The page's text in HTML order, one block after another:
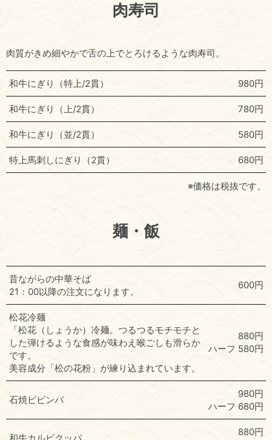
肉寿司
肉質がきめ細やかで舌の上でとろけるような肉寿司。
和牛にぎり（特上/2貫） 980円
和牛にぎり（上/2貫） 780円
和牛にぎり（並/2貫） 580円
特上馬刺しにぎり（2貫） 680円
※価格は税抜です。
麺・飯
昔ながらの中華そば
21：00以降の注文になります。
600円
松花冷麺
「松花（しょうか）冷麺。つるつるモチモチと
した弾けるような食感が味わえ喉ごしも滑らか
です。
美容成分「松の花粉」が練り込まれています。
880円
ハーフ 580円
石焼ビビンバ
980円
ハーフ 680円
和牛カルビクッパ
880円